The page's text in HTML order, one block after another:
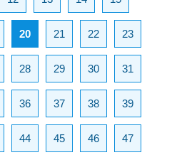
20 21 22 23
28 29 30 31
36 37 38 39
44 45 46 47